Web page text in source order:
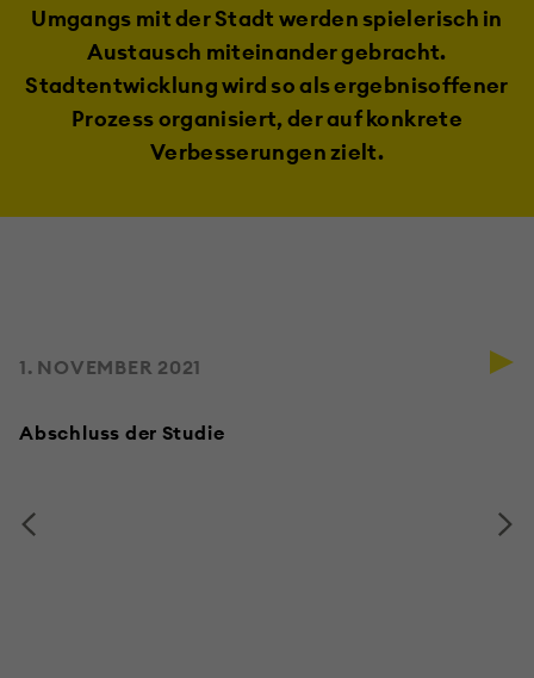
Umgangs mit der Stadt werden spielerisch in
Austausch miteinander gebracht.
Stadtentwicklung wird so als ergebnisoffener
Prozess organisiert, der auf konkrete
Verbesserungen zielt.
1. NOVEMBER 2021
Abschluss der Studie